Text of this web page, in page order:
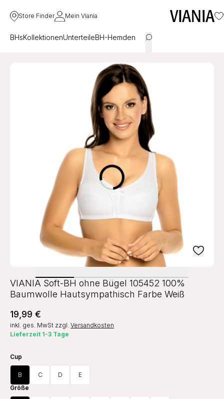
Store Finder Mein Viania
BHsKollektionenUnterteileBH-Hemden
VIANIA Soft-BH ohne Bügel 105452 100%
Baumwolle Hautsympathisch Farbe Weiß
19,99 €
inkl. ges. MwSt zzgl. Versandkosten
Lieferzeit 1-3 Tage
Cup
B C D
E
Größe